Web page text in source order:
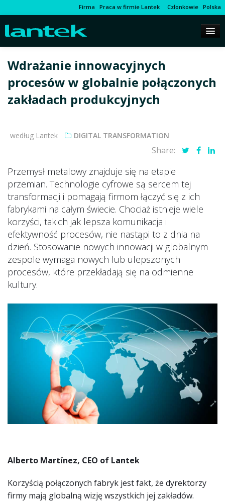
Firma Praca w firmie Lantek Członkowie Polska
Wdrażanie innowacyjnych
procesów w globalnie połączonych
zakładach produkcyjnych
według Lantek DIGITAL TRANSFORMATION
Share:
Przemysł metalowy znajduje się na etapie
przemian. Technologie cyfrowe są sercem tej
transformacji i pomagają firmom łączyć się z ich
fabrykami na całym świecie. Chociaż istnieje wiele
korzyści, takich jak lepsza komunikacja i
efektywność procesów, nie nastąpi to z dnia na
dzień. Stosowanie nowych innowacji w globalnym
zespole wymaga nowych lub ulepszonych
procesów, które przekładają się na odmienne
kultury.
Alberto Martínez, CEO of Lantek
Korzyścią połączonych fabryk jest fakt, że dyrektorzy
firmy mają globalną wizję wszystkich jej zakładów.